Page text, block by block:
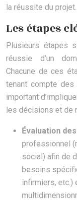
la réussite du projet.
Les étapes
Plusieurs étapes
réussie d’un
Chacune de ces
tenant compte
important
les décisions et de
Évaluation
professionnel
social) afin de
besoins
infirmiers, etc.)